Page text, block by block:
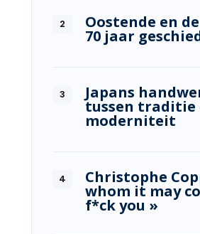
Oostende en
70 jaar
Japans
tussen traditie
moderniteit
Christophe
whom it may
f*ck you »